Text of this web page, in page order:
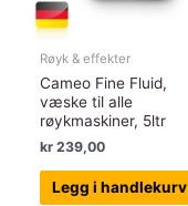
Røyk & effekter
Cameo Fine Fluid,
væske til alle
røykmaskiner, 5ltr
kr 239,00
Legg i handlekurv